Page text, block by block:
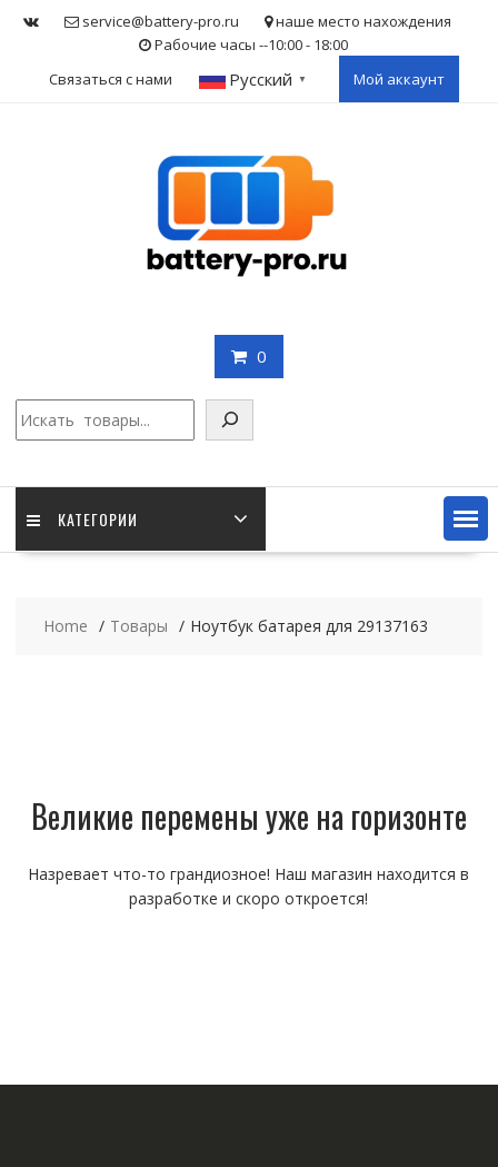
service@battery-pro.ru
наше место нахождения
Рабочие часы --10:00 - 18:00
Связаться с нами
Русский ▼ Мой аккаунт
0
КАТЕГОРИИ
Home Товары Ноутбук батарея для 29137163
Великие перемены уже на горизонте
Назревает что-то грандиозное! Наш магазин находится в
разработке и скоро откроется!